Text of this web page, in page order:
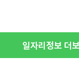
일자리정보 더